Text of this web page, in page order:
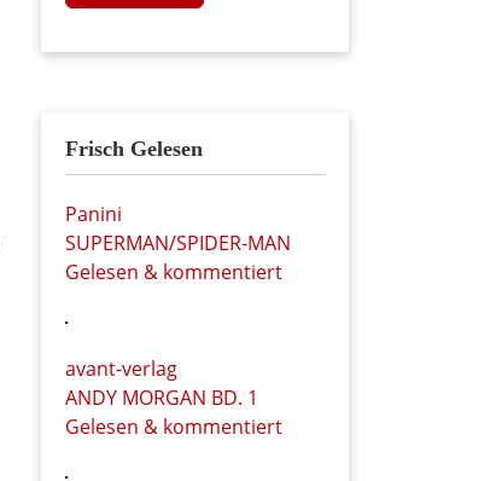
Frisch Gelesen
Panini
SUPERMAN/SPIDER-MAN
Gelesen & kommentiert
avant-verlag
ANDY MORGAN BD. 1
Gelesen & kommentiert